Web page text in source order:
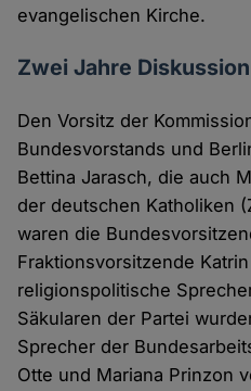
evangelischen Kirche.
Zwei Jahre Diskussion
Den Vorsitz der
Bundesvorstands und
Bettina Jarasch, die auch
der deutschen Katholiken
waren die
Fraktionsvorsitzende
religionspolitische
Säkularen der Partei
Sprecher der
Otte und Mariana Prinzon